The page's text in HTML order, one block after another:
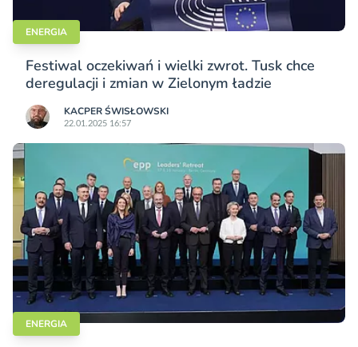
ENERGIA
Festiwal oczekiwań i wielki zwrot. Tusk chce
deregulacji i zmian w Zielonym ładzie
KACPER ŚWISŁO­WSKI
22.01.2025 16:57
ENERGIA